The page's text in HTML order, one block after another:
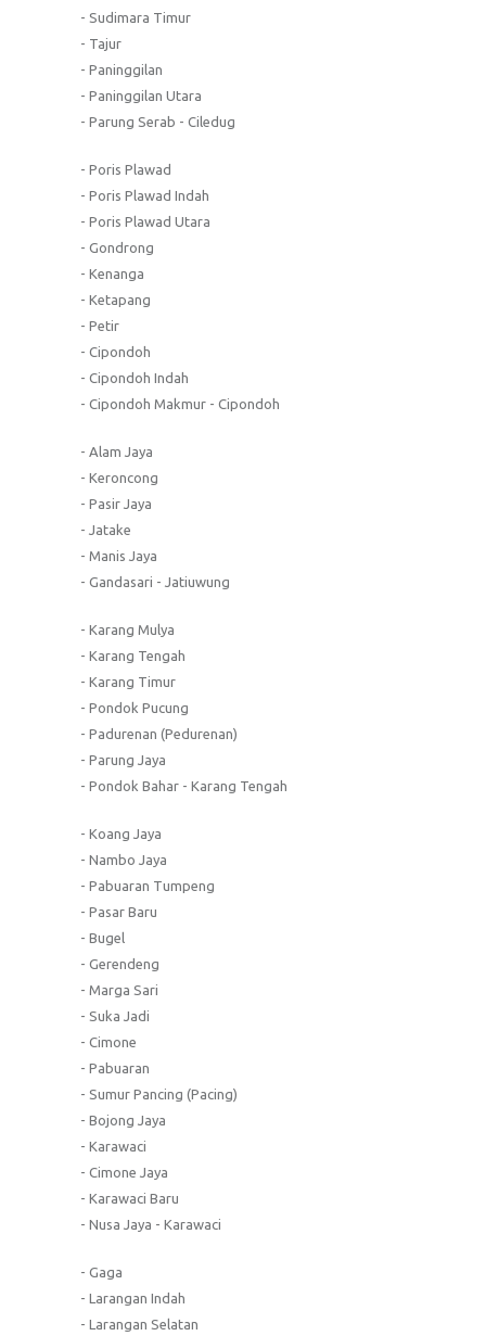
- Sudimara Timur
- Tajur
- Paninggilan
- Paninggilan Utara
- Parung Serab - Ciledug
- Poris Plawad
- Poris Plawad Indah
- Poris Plawad Utara
- Gondrong
- Kenanga
- Ketapang
- Petir
- Cipondoh
- Cipondoh Indah
- Cipondoh Makmur - Cipondoh
- Alam Jaya
- Keroncong
- Pasir Jaya
- Jatake
- Manis Jaya
- Gandasari - Jatiuwung
- Karang Mulya
- Karang Tengah
- Karang Timur
- Pondok Pucung
- Padurenan (Pedurenan)
- Parung Jaya
- Pondok Bahar - Karang Tengah
- Koang Jaya
- Nambo Jaya
- Pabuaran Tumpeng
- Pasar Baru
- Bugel
- Gerendeng
- Marga Sari
- Suka Jadi
- Cimone
- Pabuaran
- Sumur Pancing (Pacing)
- Bojong Jaya
- Karawaci
- Cimone Jaya
- Karawaci Baru
- Nusa Jaya - Karawaci
- Gaga
- Larangan Indah
- Larangan Selatan